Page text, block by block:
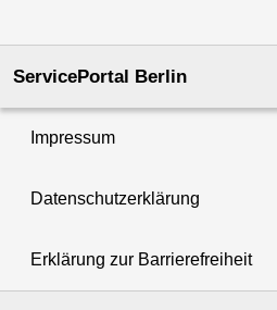
ServicePortal Berlin
Impressum
Datenschutzerklärung
Erklärung zur Barrierefreiheit